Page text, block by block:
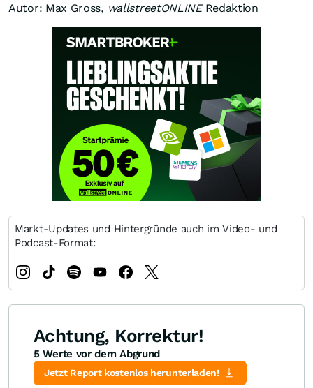
Autor: Max Gross, wallstreetONLINERedaktion
Markt-Updates und Hintergründe auch im Video- und
Podcast-Format:
Achtung, Korrektur!
5 Werte vor dem Abgrund
Jetzt Report kostenlos herunterladen!